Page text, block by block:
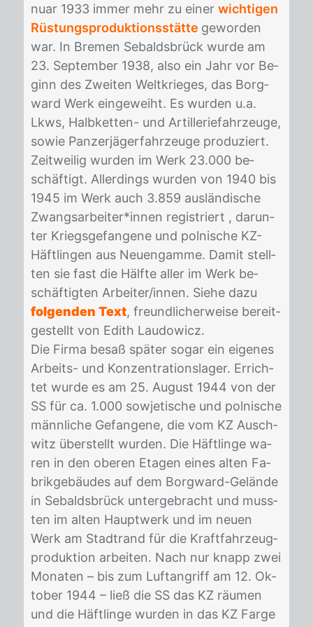
nu­ar 1933 im­mer mehr zu ei­ner wichtigen
Rüstungsproduktionsstätte ge­wor­den
war. In Bre­men Se­balds­brück wur­de am
23. Sep­tem­ber 1938, also ein Jahr vor Be­
ginn des Zwei­ten Welt­krie­ges, das Borg­
ward Werk ein­ge­weiht. Es wur­den u.a.
Lkws, Halb­ket­ten- und Ar­til­le­rie­fahr­zeu­ge,
so­wie Pan­zer­jä­ger­fahr­zeu­ge pro­du­ziert.
Zeit­wei­lig wur­den im Werk 23.000 be­
schäf­tigt. Al­ler­dings wur­den von 1940 bis
1945 im Werk auch 3.859 aus­län­di­sche
Zwangs­ar­bei­ter*in­nen re­gis­triert , dar­un­
ter Kriegs­ge­fan­ge­ne und pol­ni­sche KZ-
Häft­lin­gen aus Neu­eng­am­me. Da­mit stell­
ten sie fast die Hälf­te al­ler im Werk be­
schäf­tig­ten Ar­bei­ter/​in­nen. Sie­he dazu
folgenden Text, freund­li­cher­wei­se be­reit­
ge­stellt von Edith Lau­do­wicz.
Die Fir­ma be­saß spä­ter so­gar ein ei­ge­nes
Ar­beits- und Kon­zen­tra­ti­ons­la­ger. Er­rich­
tet wur­de es am 25. Au­gust 1944 von der
SS für ca. 1.000 so­wje­ti­sche und pol­ni­sche
männ­li­che Ge­fan­ge­ne, die vom KZ Ausch­
witz über­stellt wur­den. Die Häft­lin­ge wa­
ren in den obe­ren Eta­gen ei­nes al­ten Fa­
brik­ge­bäu­des auf dem Borg­ward-Ge­län­de
in Se­balds­brück un­ter­ge­bracht und muss­
ten im al­ten Haupt­werk und im neu­en
Werk am Stadt­rand für die Kraft­fahr­zeug­
pro­duk­ti­on ar­bei­ten. Nach nur knapp zwei
Mo­na­ten – bis zum Luft­an­griff am 12. Ok­
to­ber 1944 – ließ die SS das KZ räu­men
und die Häft­lin­ge wur­den in das KZ Far­ge